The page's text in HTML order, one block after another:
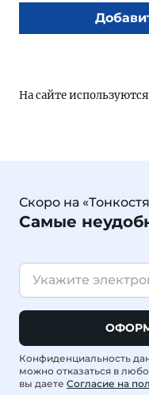
На сайте используются
Скоро на
Самые
Конфиденциальность
можно отказаться в
вы даете Согласие на